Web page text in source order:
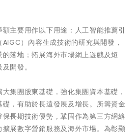
主要用作以下用途：人工智能推薦引
）內容生成技術的研究與開發，
落地；拓展海外市場網上遊戲及短
開發。
集團股東基礎，強化集團資本基礎，
，有助於長遠發展及增長。所籌資金
長期技術優勢，鞏固作為第三方網絡
展數字營銷服務及海外市場。為彰顯